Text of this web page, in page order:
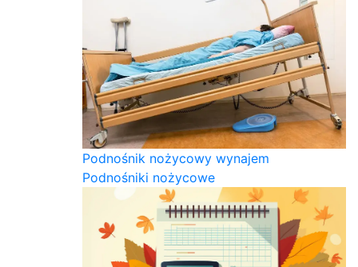
Podnośnik nożycowy wynajem
Podnośniki nożycowe